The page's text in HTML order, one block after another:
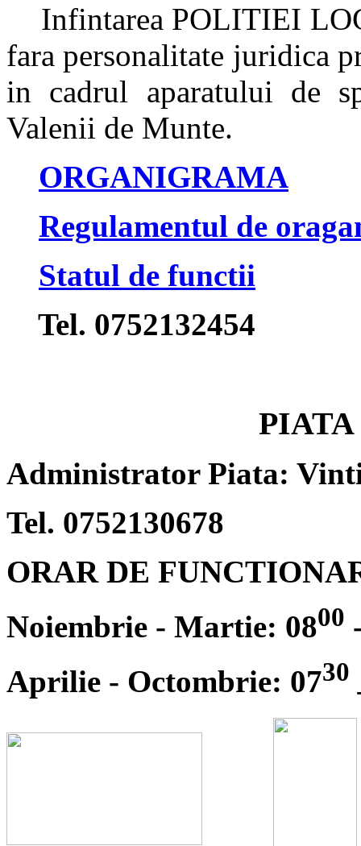
Infintarea POLITIEI
fara personalitate juridica
in cadrul aparatului de
Valenii de Munte.
ORGANIGRAMA
Regulamentul de
Statul de functii
Tel. 0752132454
Administrator Piata:
Tel. 0752130678
ORAR DE
Noiembrie - Martie: 0800
Aprilie - Octombrie: 0730